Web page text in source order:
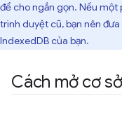
để cho ngắn gọn. Nếu một
trình duyệt cũ, bạn nên
IndexedDB của bạn.
Cách mở cơ